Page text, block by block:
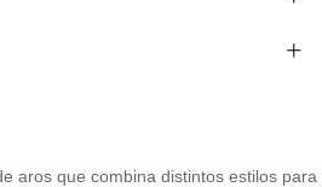
aros que combina distintos estilos para